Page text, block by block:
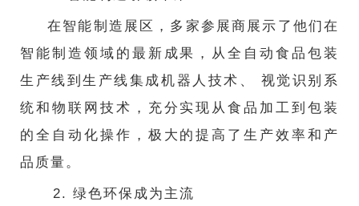
在智能制造展区，多家参展商展示了他们在
智能制造领域的最新成果，从全自动食品包装
生产线到生产线集成机器人技术、 视觉识别系
统和物联网技术，充分实现从食品加工到包装
的全自动化操作，极大的提高了生产效率和产
品质量。
2. 绿色环保成为主流